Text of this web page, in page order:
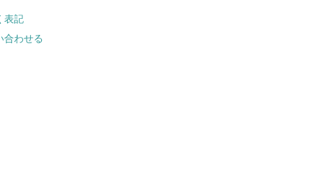
表記
合わせる